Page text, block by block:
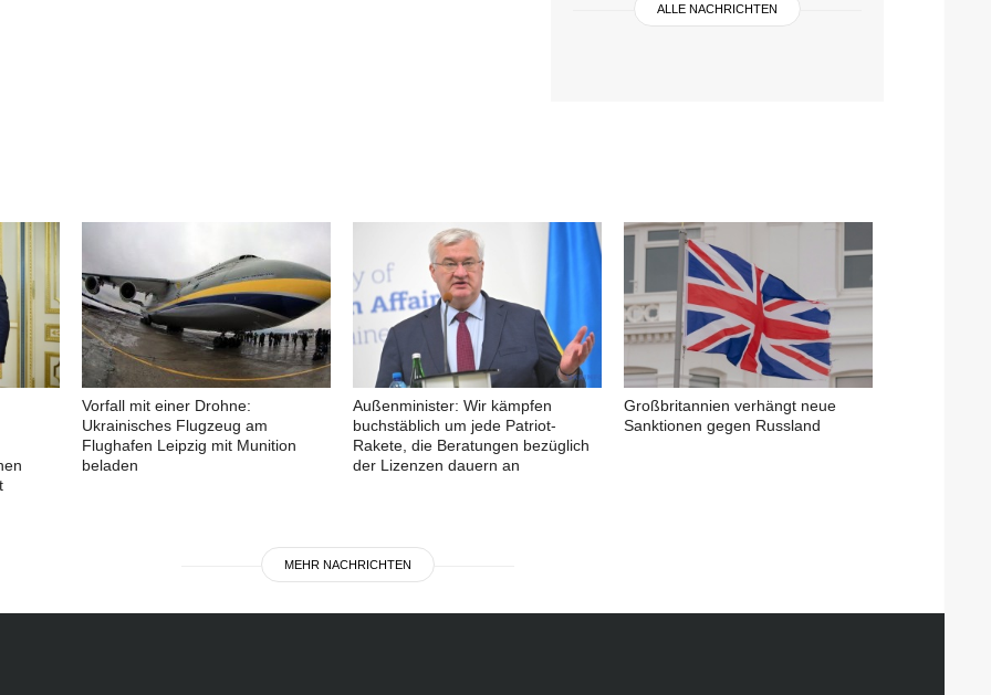
ALLE NACHRICHTEN
Vorfall mit einer Drohne:
Ukrainisches Flugzeug am
Flughafen Leipzig mit Munition
beladen
Außenminister: Wir kämpfen
buchstäblich um jede Patriot-
Rakete, die Beratungen bezüglich
der Lizenzen dauern an
Großbritannien verhängt neue
Sanktionen gegen Russland
MEHR NACHRICHTEN